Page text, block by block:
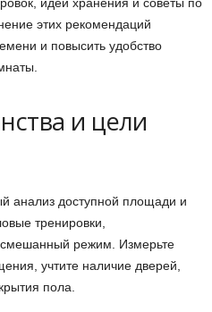
этих рекомендаций
и повысить удобство
и цели
анализ доступной площади и
тренировки,
режим. Измерьте
учтите наличие дверей,
пола.